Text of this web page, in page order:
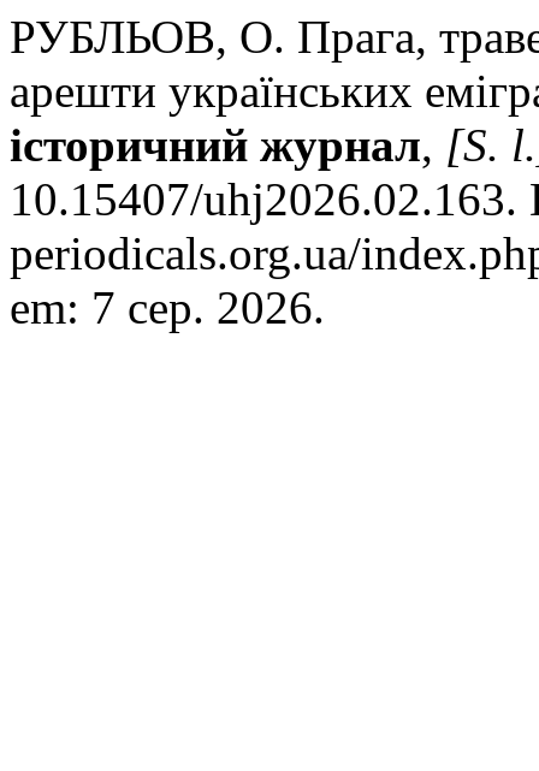
РУБЛЬОВ, О. Прага,
арешти українських
історичний журнал, [S.
10.15407/
periodicals.org.ua/
em: 7 сер. 2026.